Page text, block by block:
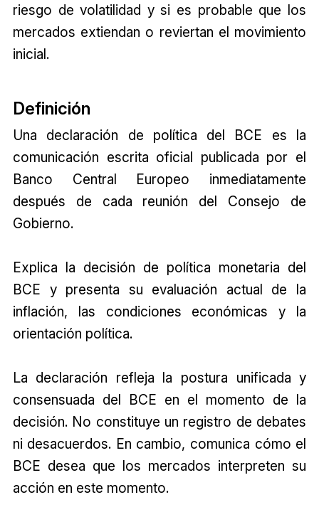
riesgo de volatilidad y si es probable que los
mercados extiendan o reviertan el movimiento
inicial.
Definición
Una declaración de política del BCE es la
comunicación escrita oficial publicada por el
Banco Central Europeo inmediatamente
después de cada reunión del Consejo de
Gobierno.
Explica la decisión de política monetaria del
BCE y presenta su evaluación actual de la
inflación, las condiciones económicas y la
orientación política.
La declaración refleja la postura unificada y
consensuada del BCE en el momento de la
decisión. No constituye un registro de debates
ni desacuerdos. En cambio, comunica cómo el
BCE desea que los mercados interpreten su
acción en este momento.